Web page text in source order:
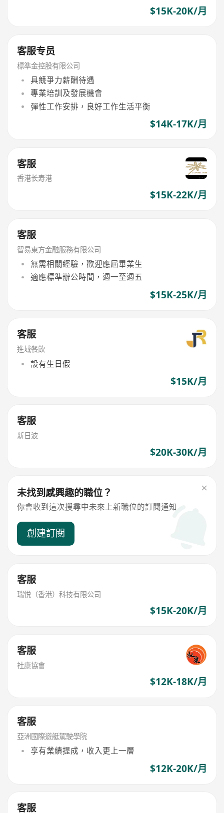
$15K-20K/月
客服专员
標準金控股有限公司
具競爭力薪酬待遇
專業培訓及發展機會
彈性工作安排，良好工作生活平衡
$14K-17K/月
客服
香港长寿港
$15K-22K/月
客服
智易東方金融服務有限公司
無需相關經驗，歡迎應屆畢業生
適應標準辦公時間，週一至週五
$15K-25K/月
客服
進域餐飲
設有生日假
$15K/月
客服
新日波
$20K-30K/月
未找到感興趣的職位？
你會收到這次搜尋中未來上新職位的訂閱通知
創建訂閱
客服
瑞悦（香港）科技有限公司
$15K-20K/月
客服
社康協會
$12K-18K/月
客服
亞洲國際遊艇駕駛學院
享有業績提成，收入更上一層
$12K-20K/月
客服